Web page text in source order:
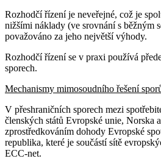
Rozhodčí řízení je neveřejné, což je
nižšími náklady (ve srovnání s běžným
považováno za jeho největší výhody.
Rozhodčí řízení se v praxi používá
sporech.
Mechanismy mimosoudního řešení
V přeshraničních sporech mezi
členských států Evropské unie, Norska
zprostředkováním dohody Evropské
republika, které je součástí sítě
ECC-net.